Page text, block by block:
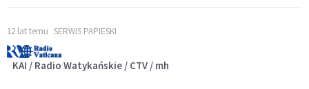
12 lat temu SERWIS PAPIESKI
KAI / Radio Watykańskie / CTV / mh